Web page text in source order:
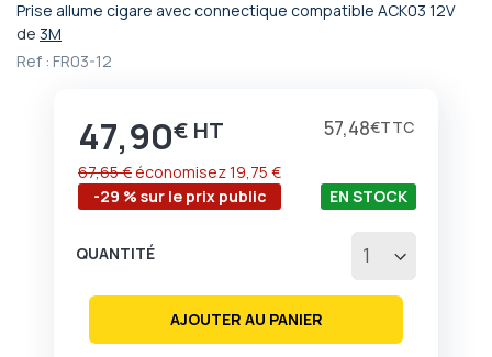
Prise allume cigare avec connectique compatible ACK03 12V
de 3M
Ref : FR03-12
Prix
47,90€ 57,48€
-29 % sur le prix public
67,65 € économisez19,75 €
EN STOCK
QUANTITÉ
AJOUTER AU PANIER
Passer
au
début